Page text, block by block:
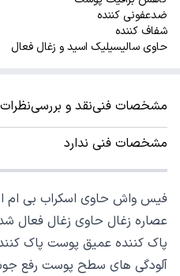
ضدعفونی کننده
شفاف کننده
حاوی سالیسیلیک اسید و زغال فعال
مشخصات فنینقد و بررسینظرات
مشخصات فنی ندارد
فیس واش حاوی اسکراب بی
عصاره زغال حاوی زغال فعال
پاک کننده عمیق پوست پاک
آلودگی های سطح پوست رفع